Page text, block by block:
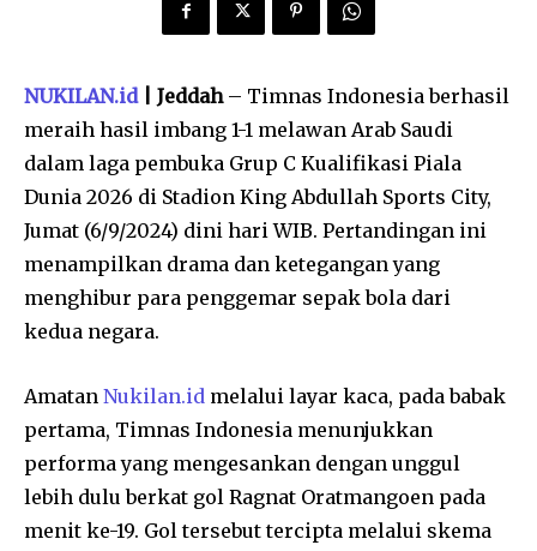
NUKILAN.id| Jeddah– Timnas Indonesia berhasil
meraih hasil imbang 1-1 melawan Arab Saudi
dalam laga pembuka Grup C Kualifikasi Piala
Dunia 2026 di Stadion King Abdullah Sports City,
Jumat (6/9/2024) dini hari WIB. Pertandingan ini
menampilkan drama dan ketegangan yang
menghibur para penggemar sepak bola dari
kedua negara.
Amatan Nukilan.id melalui layar kaca, pada babak
pertama, Timnas Indonesia menunjukkan
performa yang mengesankan dengan unggul
lebih dulu berkat gol Ragnat Oratmangoen pada
menit ke-19. Gol tersebut tercipta melalui skema